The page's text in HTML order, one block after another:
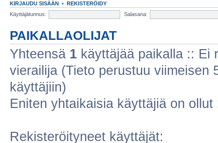
KIRJAUDU SISÄÄN • REKISTERÖIDY
Käyttäjätunnus:
Salasana:
PAIKALLAOLIJAT
Yhteensä 1 käyttäjää paikalla :: Ei
vierailija (Tieto perustuu viimeisen
käyttäjiin)
Eniten yhtaikaisia käyttäjiä on ollut
Rekisteröityneet käyttäjät: